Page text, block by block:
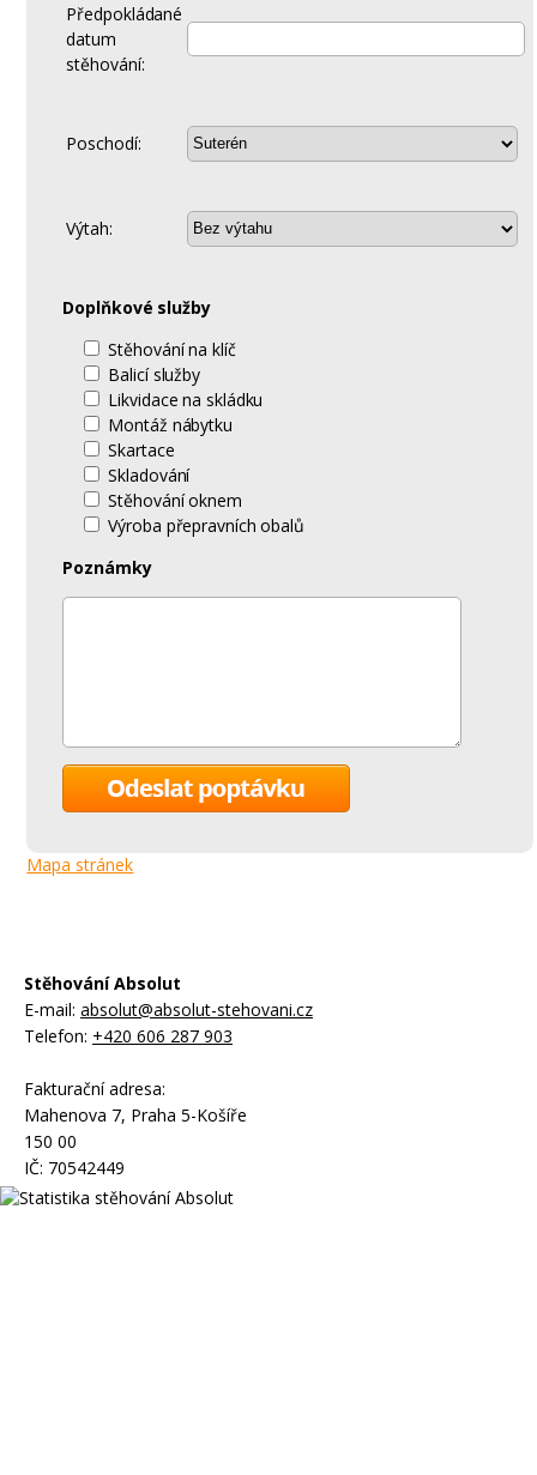
Předpokládané
datum
stěhování:
Poschodí:
Výtah:
Doplňkové služby
Stěhování na klíč
Balicí služby
Likvidace na skládku
Montáž nábytku
Skartace
Skladování
Stěhování oknem
Výroba přepravních obalů
Poznámky
Mapa stránek
Stěhování Absolut
E-mail: absolut@absolut-stehovani.cz
Telefon: +420 606 287 903
Fakturační adresa:
Mahenova 7, Praha 5-Košíře
150 00
IČ: 70542449